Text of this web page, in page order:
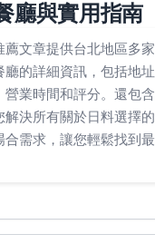
廳與實用指南
薦文章提供台北地區多
廳的詳細資訊，包括地
營業時間和評分。還包
決所有關於日料選擇的
合需求，讓您輕鬆找到